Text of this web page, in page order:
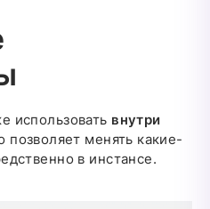
использовать внутри
позволяет менять какие-
в инстансе.